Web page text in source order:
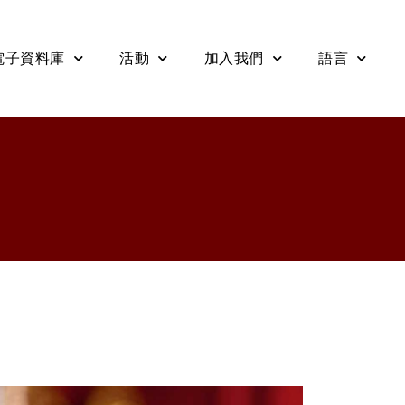
子資料庫 活動 加入我們 語言